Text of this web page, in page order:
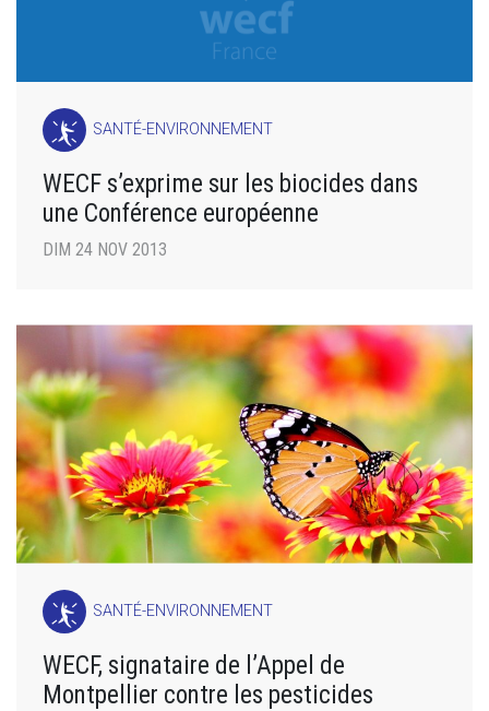
SANTÉ-ENVIRONNEMENT
WECF s’exprime sur les biocides dans
une Conférence européenne
DIM 24 NOV 2013
SANTÉ-ENVIRONNEMENT
WECF, signataire de l’Appel de
Montpellier contre les pesticides